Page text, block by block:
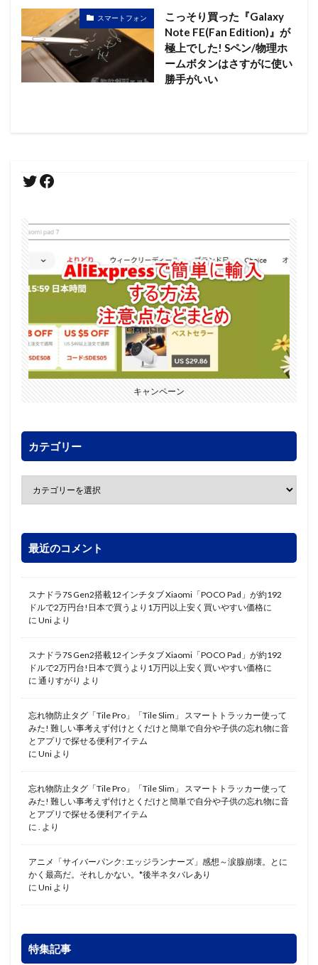
スマートフォン
こっそり買った『Galaxy
Note FE(Fan Edition)』が
極上でした! Sペン/物理ホ
ームボタンはさすがに使い
勝手がいい
キャンペーン
カテゴリー
最近のコメント
スナドラ7S Gen2搭載12インチタブ Xiaomi「POCO Pad」が約192
ドルで2万円台!日本で買うより1万円以上安く買いやすい価格に
に Uni より
スナドラ7S Gen2搭載12インチタブ Xiaomi「POCO Pad」が約192
ドルで2万円台!日本で買うより1万円以上安く買いやすい価格に
に 通りすがり より
忘れ物防止タグ「Tile Pro」「Tile Slim」 スマートトラッカー使って
みた! 難しい事考えず付けとくだけと簡単で自分や子供の忘れ物に音
とアプリで探せる便利アイテム
に Uni より
忘れ物防止タグ「Tile Pro」「Tile Slim」 スマートトラッカー使って
みた! 難しい事考えず付けとくだけと簡単で自分や子供の忘れ物に音
とアプリで探せる便利アイテム
に . より
アニメ「サイバーパンク: エッジランナーズ」感想～涙腺崩壊。とに
かく最高だ。それしかない。*後半ネタバレあり
に Uni より
特集記事